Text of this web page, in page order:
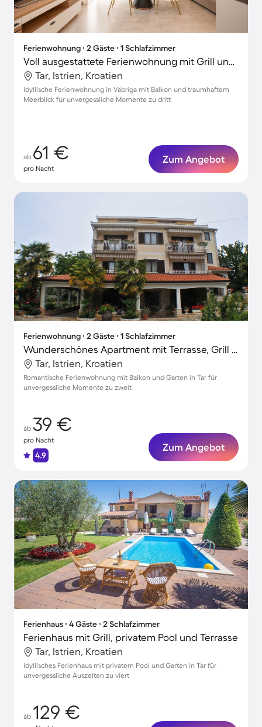
Ferienwohnung ∙ 2 Gäste ∙ 1 Schlafzimmer
Voll ausgestattete Ferienwohnung mit Grill und Garten | Wasserblick
Tar, Istrien, Kroatien
Idyllische Ferienwohnung in Vabriga mit Balkon und traumhaftem
Meerblick für unvergessliche Momente zu dritt
ab 61 €
pro Nacht
Zum Angebot
Ferienwohnung ∙ 2 Gäste ∙ 1 Schlafzimmer
Wunderschönes Apartment mit Terrasse, Grill und Garten
Tar, Istrien, Kroatien
Romantische Ferienwohnung mit Balkon und Garten in Tar für
unvergessliche Momente zu zweit
ab 39 €
pro Nacht
4.9
Zum Angebot
Ferienhaus ∙ 4 Gäste ∙ 2 Schlafzimmer
Ferienhaus mit Grill, privatem Pool und Terrasse
Tar, Istrien, Kroatien
Idyllisches Ferienhaus mit privatem Pool und Garten in Tar für
unvergessliche Auszeiten zu viert
ab 129 €